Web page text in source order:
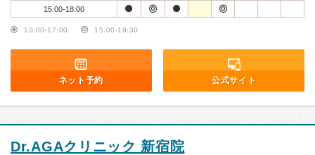
15:00-18:00
10:00-17:00 15:00-19:30
ネット予約 公式サイト
Dr.AGAクリニック 新宿院